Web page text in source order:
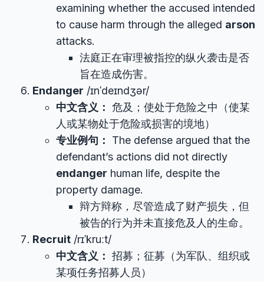
examining whether the accused intended
to cause harm through the alleged arson
attacks.
法庭正在审理被指控的纵火袭击是否
旨在造成伤害。
Endanger /ɪnˈdeɪndʒər/
中文含义： 危及；使处于危险之中（使某
人或某物处于危险或损害的境地）
专业例句：
The defense argued that the
defendant’s actions did not directly
endanger human life, despite the
property damage.
辩方辩称，尽管造成了财产损失，但
被告的行为并未直接危及人的生命。
Recruit /rɪˈkruːt/
中文含义： 招募；征募（为军队、组织或
某项任务招募人员）